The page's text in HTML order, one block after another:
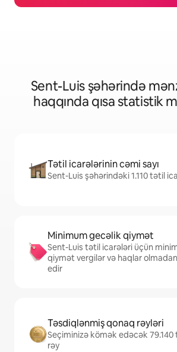
Sent-Luis şəhərində
haqqında qısa statistik
Tətil icarələrinin cəmi sayı
Sent-Luis şəhərindəki 1.110 tətil
Minimum gecəlik qiymət
Sent-Luis tətil icarələri üçün
qiymət vergilər və haqlar
edir
Təsdiqlənmiş qonaq rəyləri
Seçiminizə kömək edəcək
rəy